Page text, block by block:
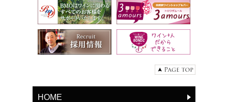
HOME